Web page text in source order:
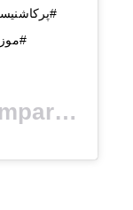
Una publicación compartida por